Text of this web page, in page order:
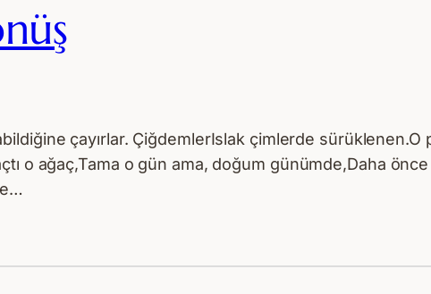
çayırlar. ÇiğdemlerIslak çimlerde
o ağaç,Tama o gün ama, doğum günümde,Daha